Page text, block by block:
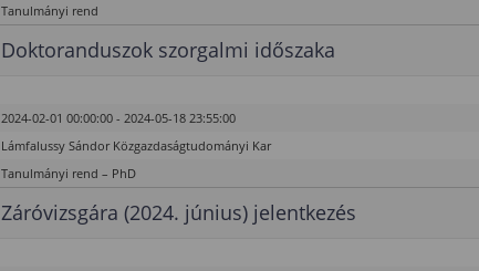
Tanulmányi rend
Doktoranduszok szorgalmi időszaka
2024-02-01 00:00:00 - 2024-05-18 23:55:00
Lámfalussy Sándor Közgazdaságtudományi Kar
Tanulmányi rend – PhD
Záróvizsgára (2024. június) jelentkezés